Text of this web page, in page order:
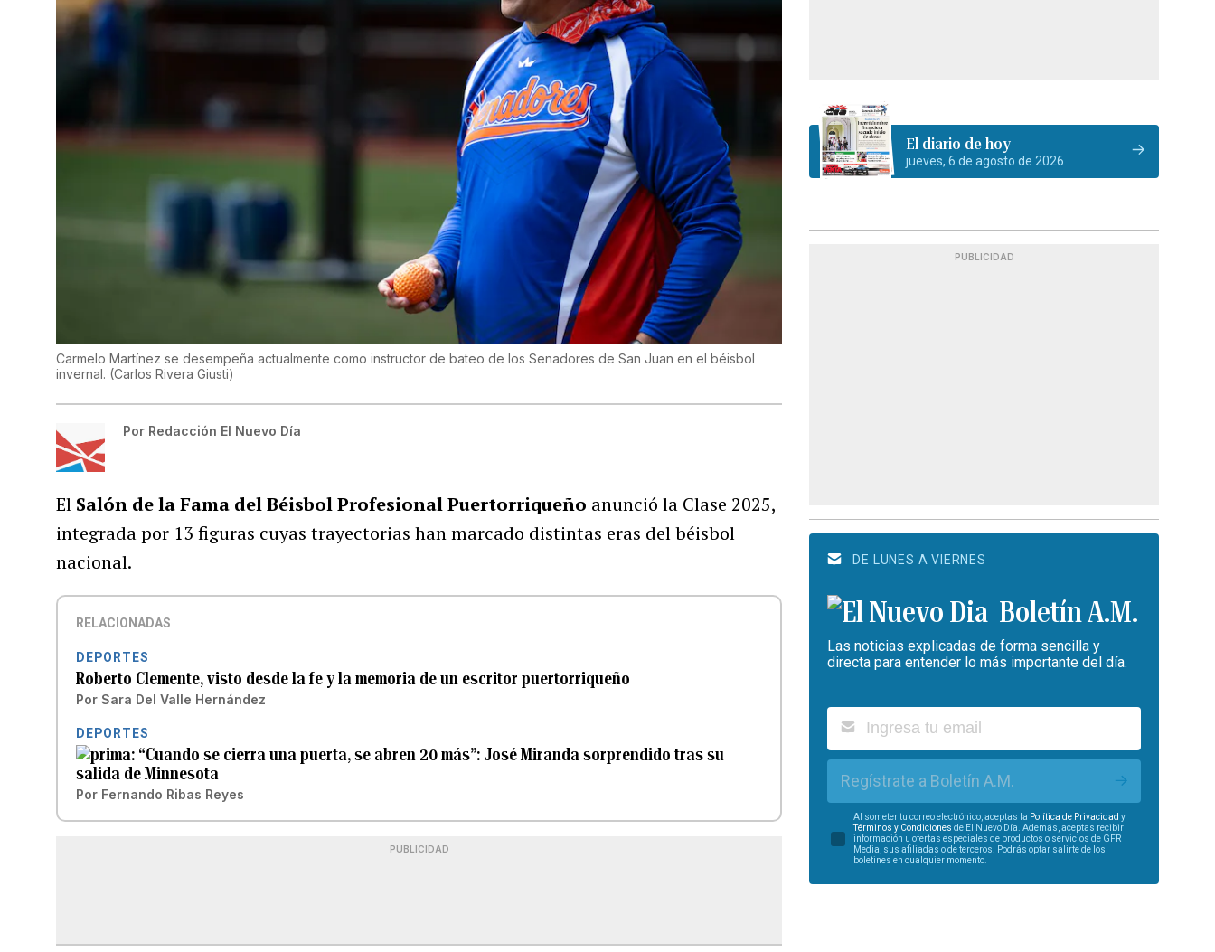
Carmelo Martínez se desempeña actualmente como instructor de bateo de los Senadores de San Juan en el béisbol
invernal. (Carlos Rivera Giusti)
Por Redacción El Nuevo Día
El Salón de la Fama del Béisbol Profesional Puertorriqueño anunció la Clase 2025,
integrada por 13 figuras cuyas trayectorias han marcado distintas eras del béisbol
nacional.
RELACIONADAS
DEPORTES
Roberto Clemente, visto desde la fe y la memoria de un escritor puertorriqueño
Por Sara Del Valle Hernández
DEPORTES
“Cuando se cierra una puerta, se abren 20 más”: José Miranda sorprendido tras su
salida de Minnesota
Por Fernando Ribas Reyes
PUBLICIDAD
El diario de hoy
jueves, 6 de agosto de 2026
PUBLICIDAD
DE LUNES A VIERNES
Boletín A.M.
Las noticias explicadas de forma sencilla y
directa para entender lo más importante del día.
Regístrate a Boletín A.M.
Al someter tu correo electrónico, aceptas la Política de Privacidad y
Términos y Condiciones de El Nuevo Día. Además, aceptas recibir
información u ofertas especiales de productos o servicios de GFR
Media, sus afiliadas o de terceros. Podrás optar salirte de los
boletines en cualquier momento.